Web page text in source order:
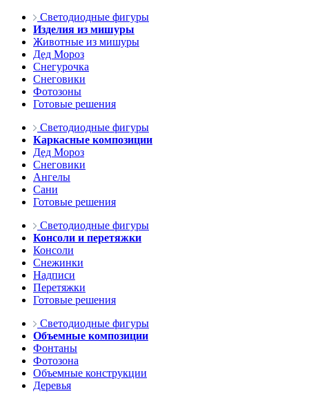
Светодиодные фигуры
Изделия из мишуры
Животные из мишуры
Дед Мороз
Снегурочка
Снеговики
Фотозоны
Готовые решения
Светодиодные фигуры
Каркасные композиции
Дед Мороз
Снеговики
Ангелы
Сани
Готовые решения
Светодиодные фигуры
Консоли и перетяжки
Консоли
Снежинки
Надписи
Перетяжки
Готовые решения
Светодиодные фигуры
Объемные композиции
Фонтаны
Фотозона
Объемные конструкции
Деревья